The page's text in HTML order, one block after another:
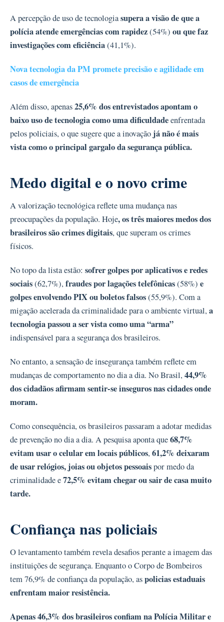
A percepção de uso de tecnologiasupera a visão de que a
polícia atende emergências com rapidez(54%) ou que faz
investigações com eficiência(41,1%).
Nova tecnologia da PM promete precisão e agilidade em
casos de emergência
Além disso, apenas25,6% dos entrevistados apontam o
baixo uso de tecnologia como uma dificuldadeenfrentada
pelos policiais, o que sugere que a inovação já não é mais
vista como o principal gargalo da segurança pública.
Medo digital e o novo crime
A valorização tecnológica reflete uma mudança nas
preocupações da população. Hoje, os três maiores medos dos
brasileirossão crimes digitais, que superam os crimes
físicos.
No topo da lista estão: sofrer golpes por aplicativos e redes
sociais(62,7%), fraudes por lagações telefônicas(58%) e
golpes envolvendo PIX ou boletos falsos(55,9%). Com a
migação acelerada da criminalidade para o ambiente virtual, a
tecnologia passou a ser vista como uma “arma”
indispensável para a segurança dos brasileiros.
No entanto, a sensação de insegurança também reflete em
mudanças de comportamento no dia a dia. No Brasil, 44,9%
dos cidadãos afirmam sentir-se inseguros nas cidades onde
moram.
Como consequência, os brasileiros passaram a adotar medidas
de prevenção no dia a dia. A pesquisa aponta que68,7%
evitam usar o celular em locais públicos, 61,2% deixaram
de usar relógios, joias ou objetos pessoaispor medo da
criminalidade e72,5% evitam chegar ou sair de casa muito
tarde.
Confiança nas policiais
O levantamento também revela desafios perante a imagem das
instituições de segurança. Enquanto o Corpo de Bombeiros
tem 76,9% de confiança da população, aspolicias estaduais
enfrentam maior resistência.
Apenas 46,3% dos brasileiros confiam na Polícia Militar e